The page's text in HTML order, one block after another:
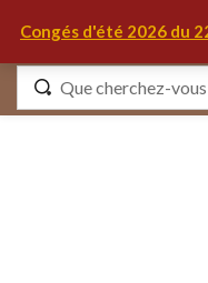
Congés d'été 2026 du